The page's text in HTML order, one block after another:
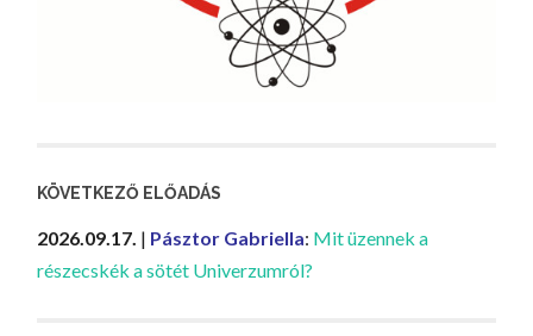
KÖVETKEZŐ ELŐADÁS
2026.09.17. | Pásztor Gabriella: Mit üzennek a
részecskék a sötét Univerzumról?